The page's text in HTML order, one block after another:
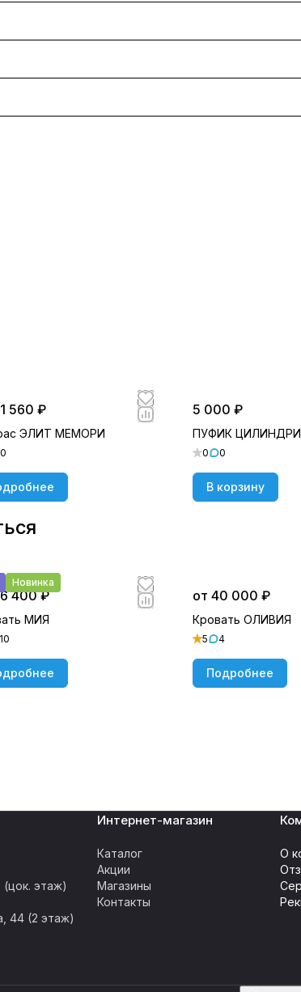
560 ₽
ЭЛИТ МЕМОРИ
0
5 000 ₽
ПУФИК
0 0
В корзину
Новинка
400 ₽
МИЯ
10
от 40 000 ₽
Кровать ОЛИВИЯ
5 4
Подробнее
этаж)
44 (2 этаж)
Интернет-магазин
Каталог
Акции
Магазины
Контакты
О